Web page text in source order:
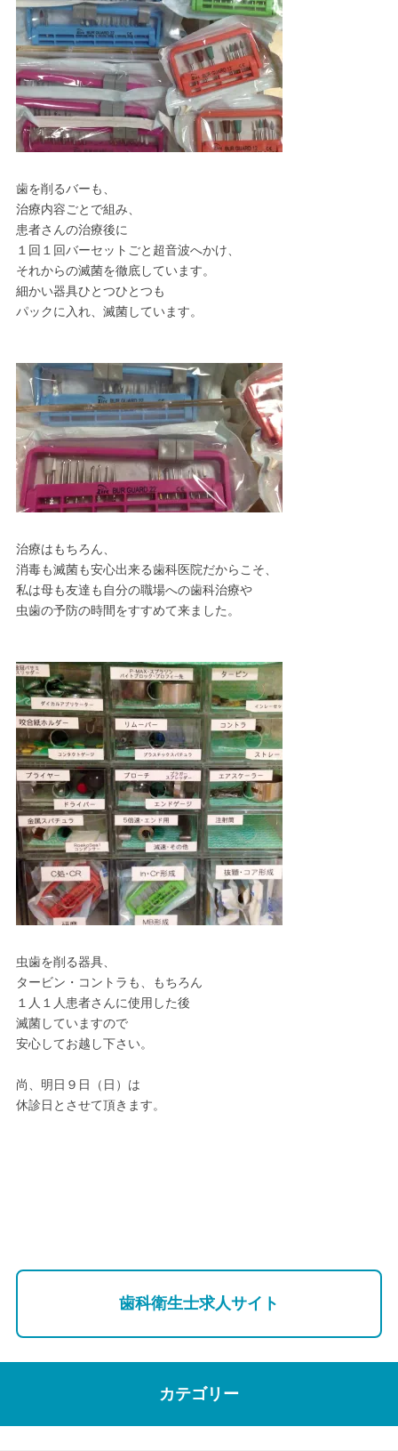
歯を削るバーも、
治療内容ごとで組み、
患者さんの治療後に
１回１回バーセットごと超音波へかけ、
それからの滅菌を徹底しています。
細かい器具ひとつひとつも
パックに入れ、滅菌しています。
治療はもちろん、
消毒も滅菌も安心出来る歯科医院だからこそ、
私は母も友達も自分の職場への歯科治療や
虫歯の予防の時間をすすめて来ました。
虫歯を削る器具、
タービン・コントラも、もちろん
１人１人患者さんに使用した後
滅菌していますので
安心してお越し下さい。
尚、明日９日（日）は
休診日とさせて頂きます。
歯科衛生士求人サイト
カテゴリー